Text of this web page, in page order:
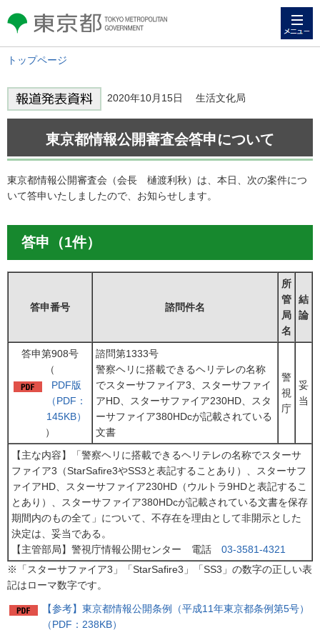
東京都 TOKYO METROPOLITAN
GOVERNMENT
トップページ
2020年10月15日 生活文化局
東京都情報公開審査会答申について
東京都情報公開審査会（会長 樋渡利秋）は、本日、次の案件につ
いて答申いたしましたので、お知らせします。
答申（1件）
答申番号 諮問件名
所
管
局
名
結
論
答申第908号
（
PDF版
（PDF：
145KB）
）
諮問第1333号
警察ヘリに搭載できるヘリテレの名称
でスターサファイア3、スターサファイ
アHD、スターサファイア230HD、スタ
ーサファイア380HDcが記載されている
文書
警
視
庁
妥
当
【主な内容】「警察ヘリに搭載できるヘリテレの名称でスターサ
ファイア3（StarSafire3やSS3と表記することあり）、スターサフ
ァイアHD、スターサファイア230HD（ウルトラ9HDと表記するこ
とあり）、スターサファイア380HDcが記載されている文書を保存
期間内のもの全て」について、不存在を理由として非開示とした
決定は、妥当である。
【主管部局】警視庁情報公開センター 電話 03-3581-4321
※「スターサファイア3」「StarSafire3」「SS3」の数字の正しい表
記はローマ数字です。
【参考】東京都情報公開条例（平成11年東京都条例第5号）
（PDF：238KB）